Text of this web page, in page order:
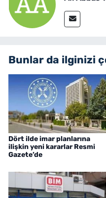
Bunlar da ilginizi
Dört ilde imar planlarına
ilişkin yeni kararlar Resmi
Gazete’de